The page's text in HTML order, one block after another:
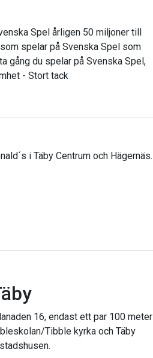
Spel årligen 50 miljoner till
spelar på Svenska Spel som
gång du spelar på Svenska Spel,
- Stort tack
i Täby Centrum och Hägernäs.
16, endast ett par 100 meter
Tibble kyrka och Täby